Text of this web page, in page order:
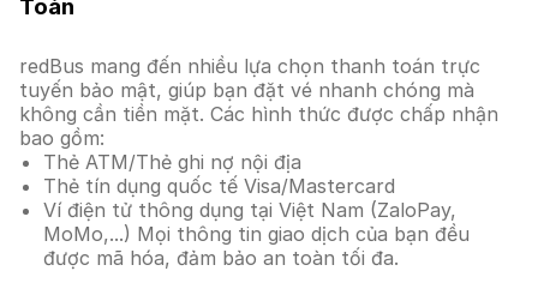
Toàn
redBus mang đến nhiều lựa chọn thanh toán trực
tuyến bảo mật, giúp bạn đặt vé nhanh chóng mà
không cần tiền mặt. Các hình thức được chấp nhận
bao gồm:
Thẻ ATM/Thẻ ghi nợ nội địa
Thẻ tín dụng quốc tế Visa/Mastercard
Ví điện tử thông dụng tại Việt Nam (ZaloPay,
MoMo,...) Mọi thông tin giao dịch của bạn đều
được mã hóa, đảm bảo an toàn tối đa.